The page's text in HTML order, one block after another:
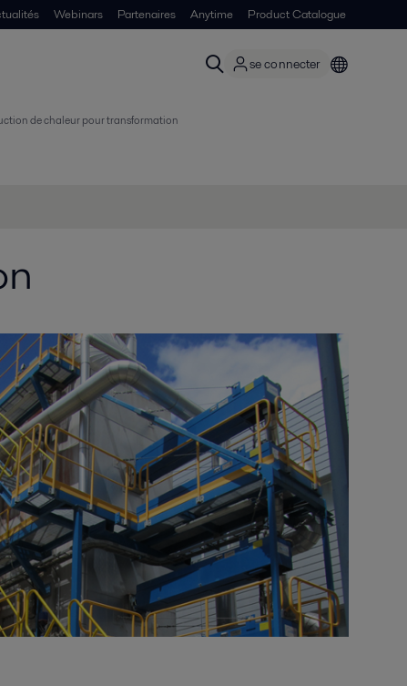
Webinars Partenaires Anytime Product Catalogue
se connecter
de chaleur pour transformation